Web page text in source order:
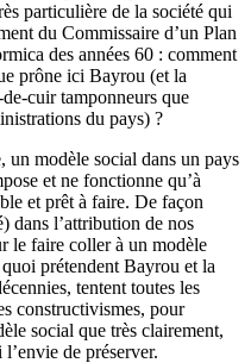
particulière de la société qui
du Commissaire d’un Plan
des années 60 : comment
prône ici Bayrou (et la
cuir tamponneurs que
du pays) ?
un modèle social dans un pays
et ne fonctionne qu’à
et prêt à faire. De façon
dans l’attribution de nos
le faire coller à un modèle
prétendent Bayrou et la
tentent toutes les
constructivismes, pour
social que très clairement,
de préserver.